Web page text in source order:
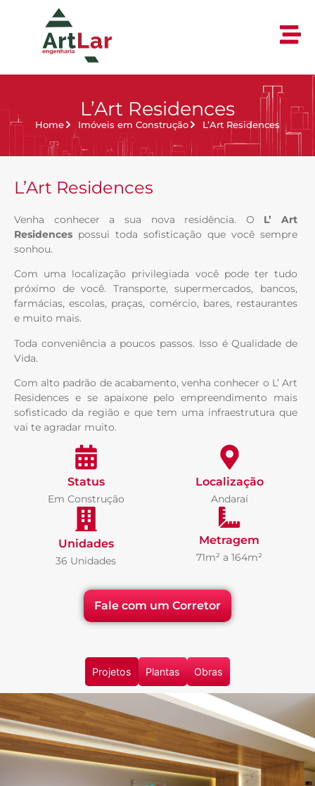
L’Art Residences
Home Imóveis em Construção L’Art Residences
L’Art Residences
Venha conhecer a sua nova residência. O L’ Art
Residences possui toda sofisticação que você sempre
sonhou.
Com uma localização privilegiada você pode ter tudo
próximo de você. Transporte, supermercados, bancos,
farmácias, escolas, praças, comércio, bares, restaurantes
e muito mais.
Toda conveniência a poucos passos. Isso é Qualidade de
Vida.
Com alto padrão de acabamento, venha conhecer o L’ Art
Residences e se apaixone pelo empreendimento mais
sofisticado da região e que tem uma infraestrutura que
vai te agradar muito.
Status
Em Construção
Localização
Andaraí
Unidades
36 Unidades
Metragem
71m² a 164m²
Fale com um Corretor
Projetos Plantas Obras